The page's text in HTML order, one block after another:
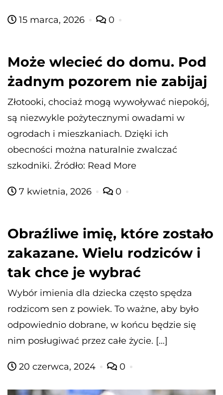
15 marca, 2026 0
Może wlecieć do domu. Pod
żadnym pozorem nie zabijaj
Złotooki, chociaż mogą wywoływać niepokój,
są niezwykle pożytecznymi owadami w
ogrodach i mieszkaniach. Dzięki ich
obecności można naturalnie zwalczać
szkodniki. Źródło: Read More
7 kwietnia, 2026 0
Obraźliwe imię, które zostało
zakazane. Wielu rodziców i
tak chce je wybrać
Wybór imienia dla dziecka często spędza
rodzicom sen z powiek. To ważne, aby było
odpowiednio dobrane, w końcu będzie się
nim posługiwać przez całe życie. […]
20 czerwca, 2024 0